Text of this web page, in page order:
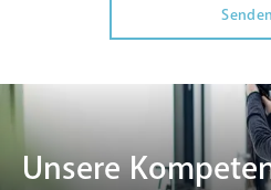
Unsere